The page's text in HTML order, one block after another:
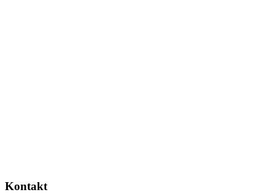
Kontakt